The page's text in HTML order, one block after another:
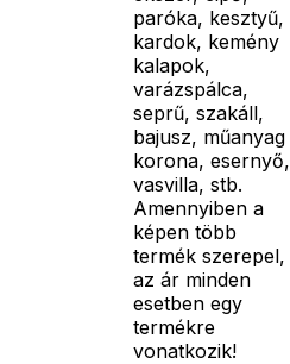
paróka, kesztyű,
kardok, kemény
kalapok,
varázspálca,
seprű, szakáll,
bajusz, műanyag
korona, esernyő,
vasvilla, stb.
Amennyiben a
képen több
termék szerepel,
az ár minden
esetben egy
termékre
vonatkozik!